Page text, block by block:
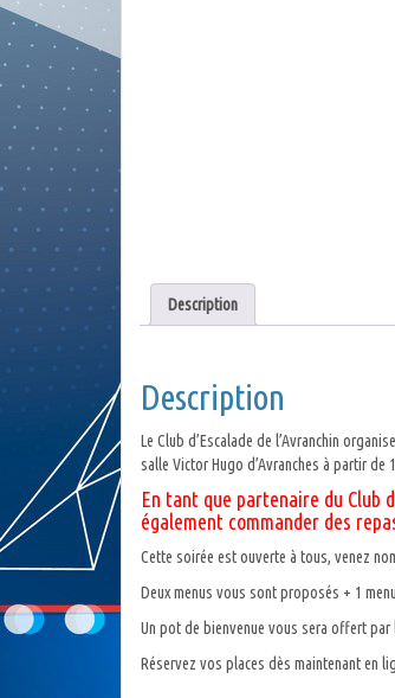
Description
Description
Le Club d’Escalade de l’Avranchin
salle Victor Hugo d’Avranches à partir de
En tant que partenaire du Club
également commander des
Cette soirée est ouverte à tous, venez
Deux menus vous sont proposés + 1
Un pot de bienvenue vous sera offert par
Réservez vos places dès maintenant en